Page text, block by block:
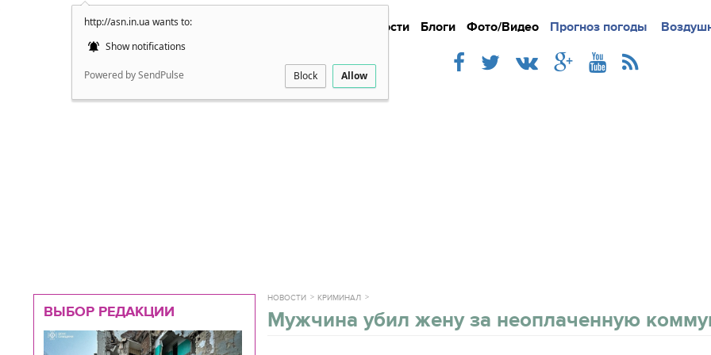
http://asn.in.ua wants to:
Show notifications
Powered by SendPulse Block Allow
Новости Блоги Фото/Видео Прогноз погоды
Подробно Новости
ВЫБОР РЕДАКЦИИ
НОВОСТИ КРИМИНАЛ
Мужчина убил жену за неоплаченную